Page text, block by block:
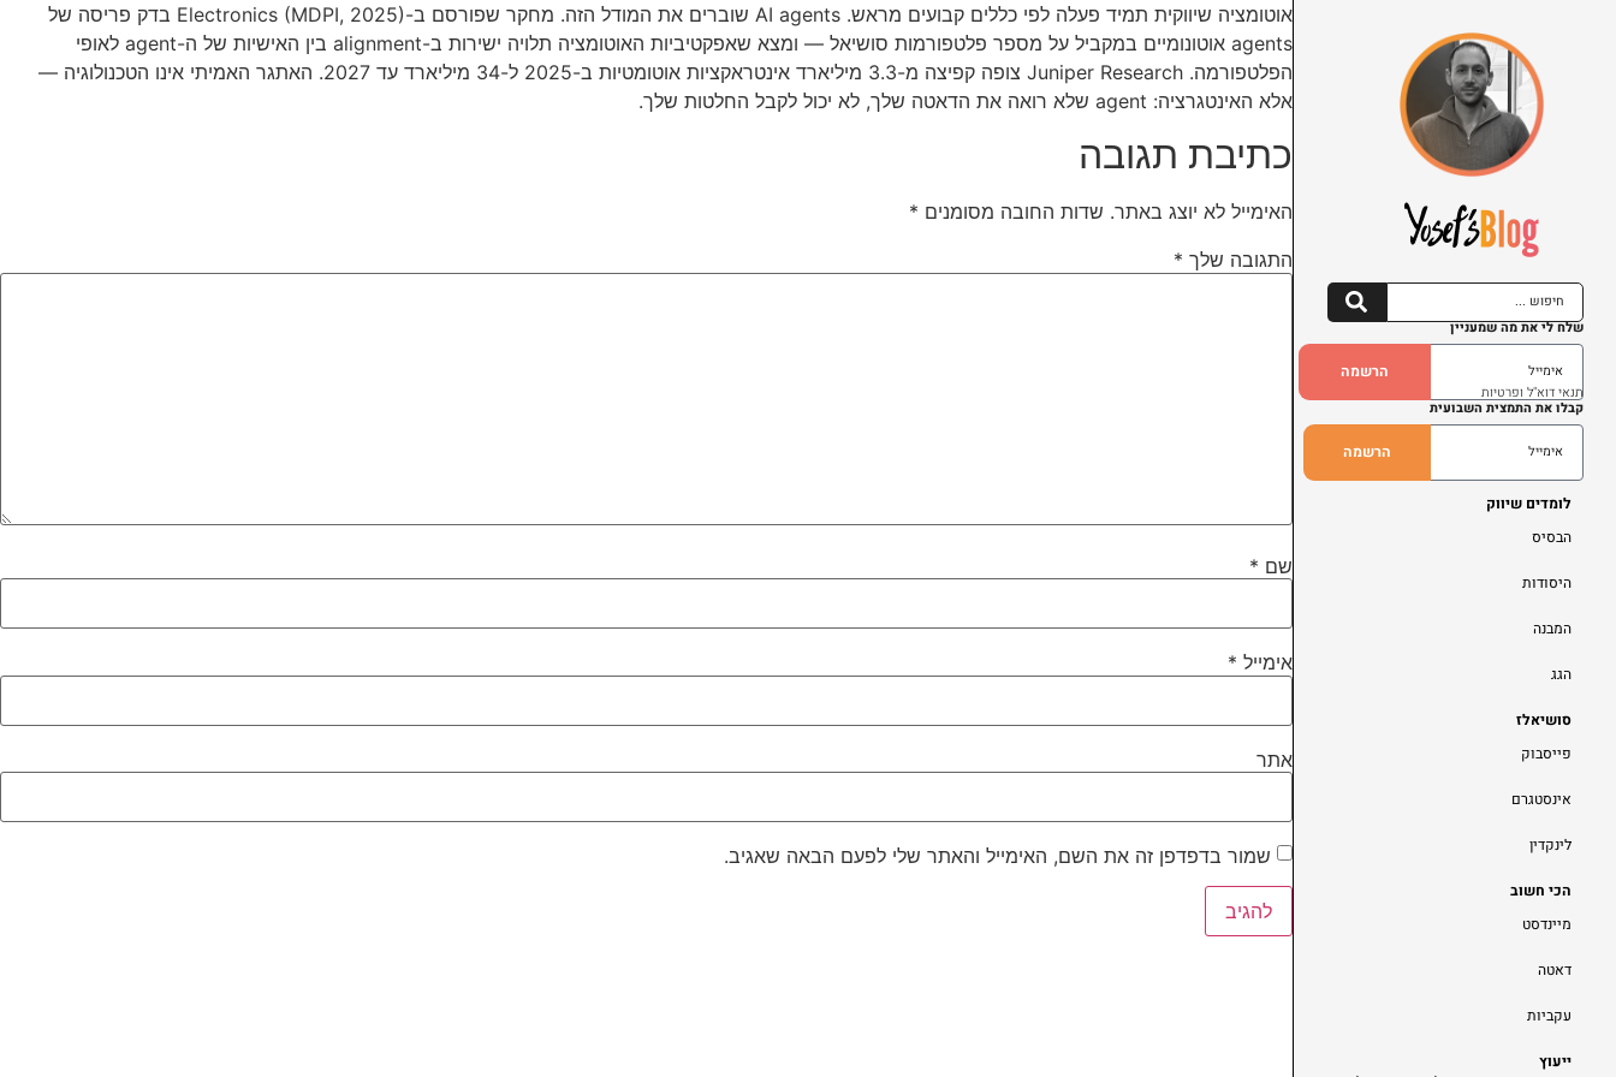
שלח לי את מה שמעניין
הרשמה
תנאי דוא"ל ופרטיות
קבלו את התמצית השבועית
הרשמה
לומדים שיווק
הבסיס
היסודות
המבנה
הגג
סושיאלז
פייסבוק
אינסטגרם
לינקדין
הכי חשוב
מיינדסט
דאטה
עקביות
ייעוץ
אוטומציה שיווקית תמיד פעלה לפי כללים קבועים מראש. AI agents שוברים את המודל הזה. מחקר שפורסם ב-Electronics (MDPI, 2025) בדק פריסה של
agents אוטונומיים במקביל על מספר פלטפורמות סושיאל — ומצא שאפקטיביות האוטומציה תלויה ישירות ב-alignment בין האישיות של ה-agent לאופי
הפלטפורמה. Juniper Research צופה קפיצה מ-3.3 מיליארד אינטראקציות אוטומטיות ב-2025 ל-34 מיליארד עד 2027. האתגר האמיתי אינו הטכנולוגיה —
אלא האינטגרציה: agent שלא רואה את הדאטה שלך, לא יכול לקבל החלטות שלך.
כתיבת תגובה
האימייל לא יוצג באתר. שדות החובה מסומנים *
התגובה שלך *
שם *
אימייל *
אתר
שמור בדפדפן זה את השם, האימייל והאתר שלי לפעם הבאה שאגיב.